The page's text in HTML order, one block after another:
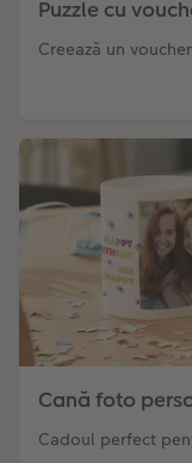
Puzzle cu
Creează un
Cană foto
Cadoul perfect